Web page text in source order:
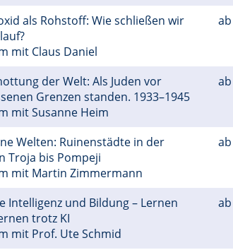
als Rohstoff: Wie schließen wir
mit Claus Daniel
ab
der Welt: Als Juden vor
Grenzen standen. 1933–1945
mit Susanne Heim
ab
Welten: Ruinenstädte in der
Troja bis Pompeji
mit Martin Zimmermann
ab
Intelligenz und Bildung – Lernen
trotz KI
mit Prof. Ute Schmid
ab